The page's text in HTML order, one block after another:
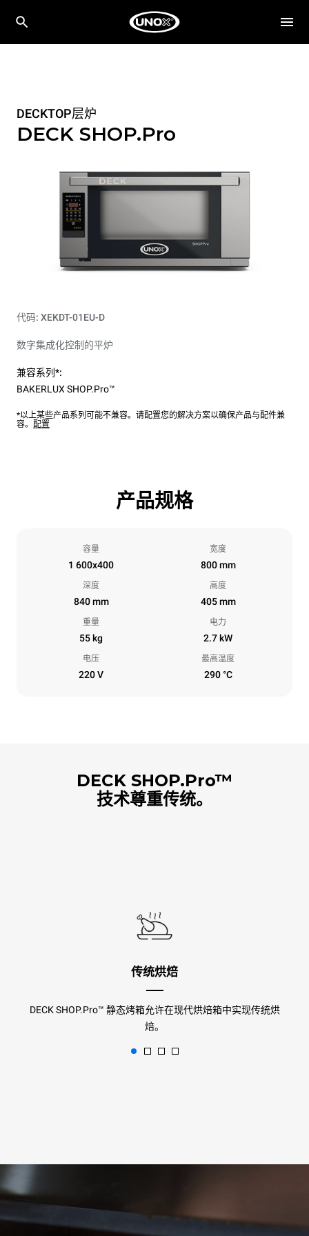
DECKTOP层炉
DECK SHOP.Pro
代码: XEKDT-01EU-D
数字集成化控制的平炉
兼容系列*:
BAKERLUX SHOP.Pro™
*以上某些产品系列可能不兼容。请配置您的解决方案以确保产品与配件兼
容。 配置
产品规格
容量
1 600x400
宽度
800 mm
深度
840 mm
高度
405 mm
重量
55 kg
电力
2.7 kW
电压
220 V
最高温度
290 °C
DECK SHOP.Pro™
技术尊重传统。
传统烘焙
DECK SHOP.Pro™ 静态烤箱允许在现代烘焙箱中实现传统烘
焙。